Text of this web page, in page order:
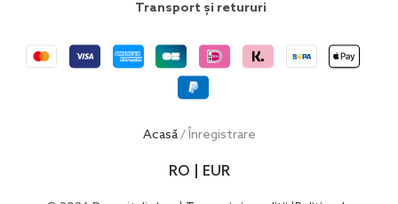
Transport și retururi
Acasă/ Înregistrare
RO | EUR